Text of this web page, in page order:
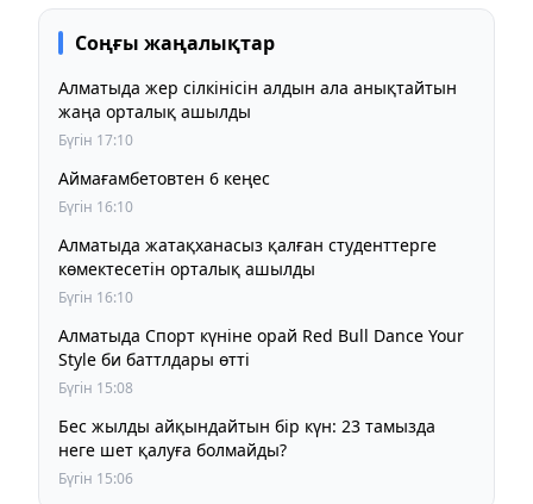
Соңғы жаңалықтар
Алматыда жер сілкінісін алдын ала анықтайтын
жаңа орталық ашылды
Бүгін 17:10
Аймағамбетовтен 6 кеңес
Бүгін 16:10
Алматыда жатақханасыз қалған студенттерге
көмектесетін орталық ашылды
Бүгін 16:10
Алматыда Спорт күніне орай Red Bull Dance Your
Style би баттлдары өтті
Бүгін 15:08
Бес жылды айқындайтын бір күн: 23 тамызда
неге шет қалуға болмайды?
Бүгін 15:06